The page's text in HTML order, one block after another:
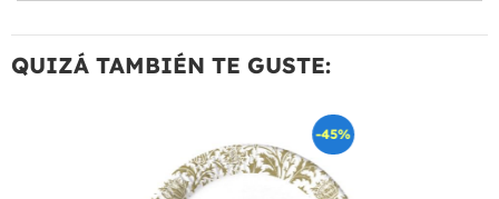
QUIZÁ TAMBIÉN TE GUSTE:
-45%